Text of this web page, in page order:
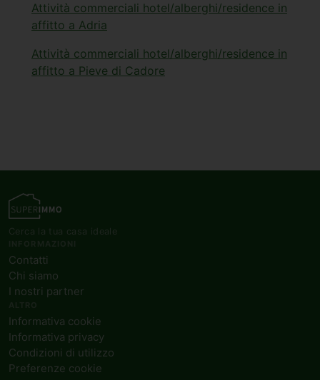
Attività commerciali hotel/alberghi/residence in
affitto a Adria
Attività commerciali hotel/alberghi/residence in
affitto a Pieve di Cadore
Cerca la tua casa ideale
Contatti
Chi siamo
I nostri partner
Informativa cookie
Informativa privacy
Condizioni di utilizzo
Preferenze cookie